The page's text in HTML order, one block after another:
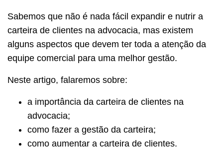
Sabemos que não é nada fácil expandir e nutrir a
carteira de clientes na advocacia, mas existem
alguns aspectos que devem ter toda a atenção da
equipe comercial para uma melhor gestão.
Neste artigo, falaremos sobre:
a importância da carteira de clientes na
advocacia;
como fazer a gestão da carteira;
como aumentar a carteira de clientes.